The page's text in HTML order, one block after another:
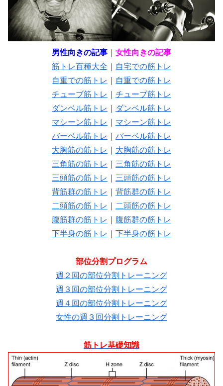
男性向きの記事
女性向きの記事
筋トレ百種大全
自宅での筋トレ
自重での筋トレ
自重での筋トレ
チューブ筋トレ
チューブ筋トレ
ダンベル筋トレ
ダンベル筋トレ
マシーン筋トレ
マシーン筋トレ
バーベル筋トレ
バーベル筋トレ
大胸筋の筋トレ
大胸筋の筋トレ
三角筋の筋トレ
三角筋の筋トレ
三頭筋の筋トレ
三頭筋の筋トレ
背筋群の筋トレ
背筋群の筋トレ
二頭筋の筋トレ
二頭筋の筋トレ
腹筋群の筋トレ
腹筋群の筋トレ
下半身の筋トレ
下半身の筋トレ
部位分割プログラム
週２回の部位分割トレーニング
週３回の部位分割トレーニング
週４回の部位分割トレーニング
女性の週３回分割トレーニング
筋トレ基礎知識